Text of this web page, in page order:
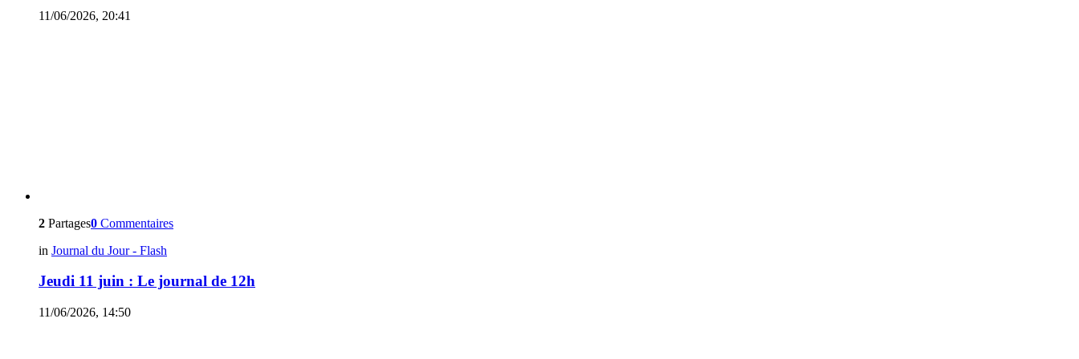
11/06/2026, 20:41
2 Partages0 Commentaires
in Journal du Jour - Flash
Jeudi 11 juin : Le journal de 12h
11/06/2026, 14:50